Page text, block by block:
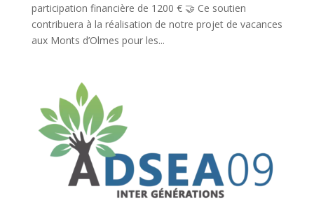
participation financière de 1200 € 🤝 Ce soutien
contribuera à la réalisation de notre projet de vacances
aux Monts d’Olmes pour les...